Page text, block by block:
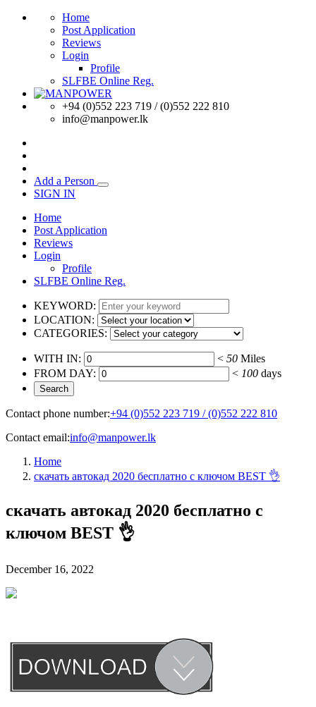
Home
Post Application
Reviews
Login
Profile
SLFBE Online Reg.
+94 (0)552 223 719 / (0)552 222 810
info@manpower.lk
Add a Person
SIGN IN
Home
Post Application
Reviews
Login
Profile
SLFBE Online Reg.
KEYWORD:
LOCATION:
CATEGORIES:
WITH IN: < 50 Miles
FROM DAY:
< 100 days
Contact phone number:+94 (0)552 223 719 / (0)552 222 810
Contact email:info@manpower.lk
Home
скачать автокад 2020 бесплатно с ключом BEST 👌
скачать автокад 2020 бесплатно с
ключом BEST 👌
December 16, 2022